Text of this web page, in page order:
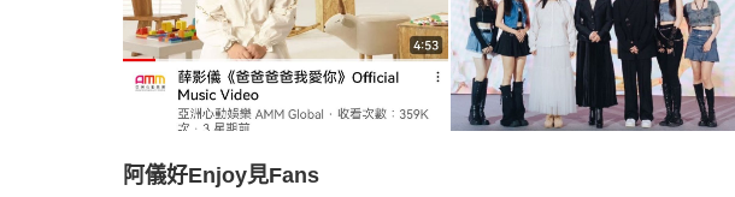
阿儀好Enjoy見Fans